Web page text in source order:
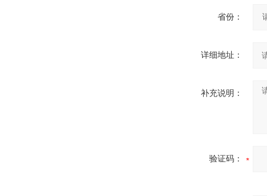
省份：
详细地址：
补充说明：
验证码：